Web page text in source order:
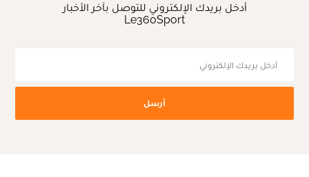
أدخل بريدك الإلكتروني للتوصل بآخر الأخبار
Le360Sport
أرسل